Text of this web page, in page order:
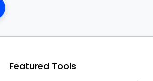
Featured Tools